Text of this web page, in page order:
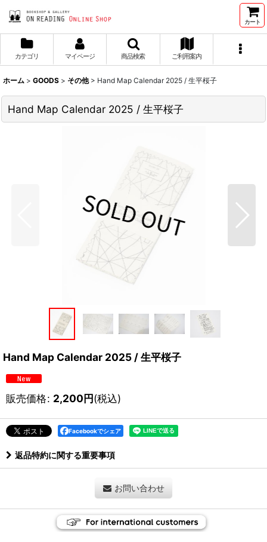
カート
カテゴリ マイページ 商品検索 ご利用案内
ホーム > GOODS > その他 > Hand Map Calendar 2025 / 生平桜子
Hand Map Calendar 2025 / 生平桜子
Hand Map Calendar 2025 / 生平桜子
販売価格: 2,200円(税込)
Facebookでシェア
返品特約に関する重要事項
お問い合わせ